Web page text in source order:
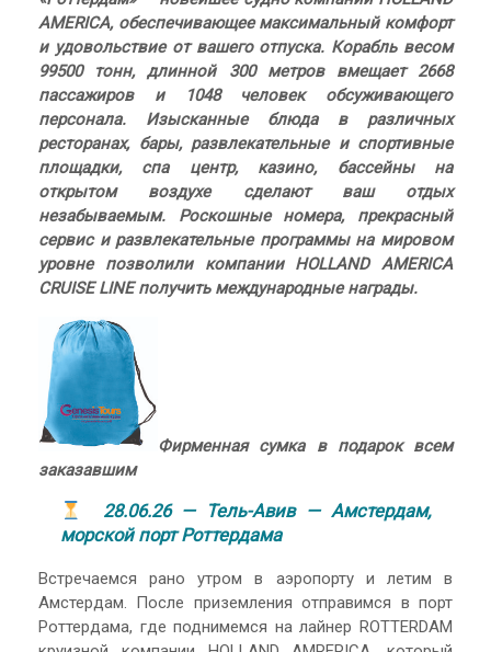
AMERICA, обеспечивающее максимальный комфорт
и удовольствие от вашего отпуска. Корабль весом
99500 тонн, длинной 300 метров вмещает 2668
пассажиров и 1048 человек обсуживающего
персонала. Изысканные блюда в различных
ресторанах, бары, развлекательные и спортивные
площадки, спа центр, казино, бассейны на
открытом воздухе сделают ваш отдых
незабываемым. Роскошные номера, прекрасный
сервис и развлекательные программы на мировом
уровне позволили компании HOLLAND AMERICA
CRUISE LINE получить международные награды.
Фирменная сумка в подарок всем
заказавшим
28.06.26 — Тель-Авив — Амстердам,
морской порт Роттердама
Встречаемся рано утром в аэропорту и летим в
Амстердам. После приземления отправимся в порт
Роттердама, где поднимемся на лайнер ROTTERDAM